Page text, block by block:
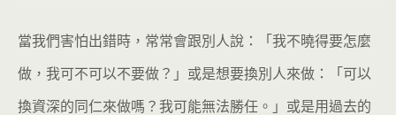
當我們害怕出錯時，常常會跟別人說：「我不曉得要怎麼
做，我可不可以不要做？」或是想要換別人來做：「可以
換資深的同仁來做嗎？我可能無法勝任。」或是用過去的